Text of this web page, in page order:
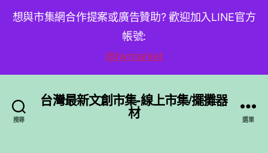
想與市集網合作提案或廣告贊助? 歡迎加入LINE官方
帳號:
@twmarket
搜尋
台灣最新文創市集-線上市集/擺攤器
材 選單